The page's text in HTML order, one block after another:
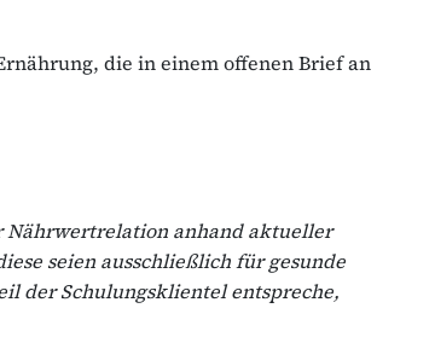
die in einem offenen Brief an
anhand aktueller
seien ausschließlich für gesunde
der Schulungsklientel entspreche,